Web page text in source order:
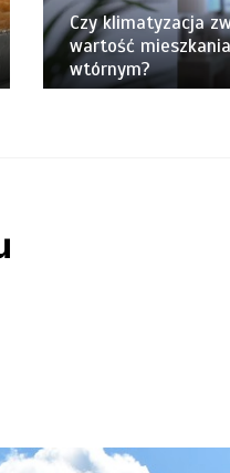
Czy klimatyzacja
wartość
wtórnym?